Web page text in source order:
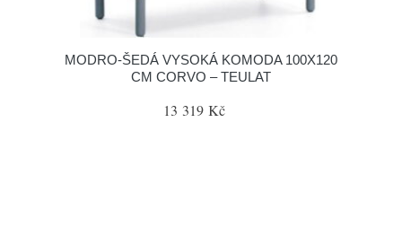
MODRO-ŠEDÁ VYSOKÁ KOMODA 100X120
CM CORVO – TEULAT
13 319 Kč